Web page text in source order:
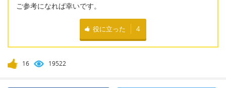
ご参考になれば幸いです。
役に立った 4
16 19522